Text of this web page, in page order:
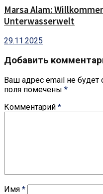
Marsa Alam:
Unterwasserwelt
29.11.2025
Добавить
Ваш адрес email не будет
поля помечены *
Комментарий *
Имя *